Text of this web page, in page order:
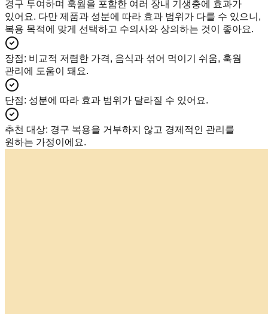
경구 투여하며 훅웜을 포함한 여러 장내 기생충에 효과가
있어요. 다만 제품과 성분에 따라 효과 범위가 다를 수 있으니,
복용 목적에 맞게 선택하고 수의사와 상의하는 것이 좋아요.
장점: 비교적 저렴한 가격, 음식과 섞어 먹이기 쉬움, 훅웜
관리에 도움이 돼요.
단점: 성분에 따라 효과 범위가 달라질 수 있어요.
추천 대상: 경구 복용을 거부하지 않고 경제적인 관리를
원하는 가정이에요.